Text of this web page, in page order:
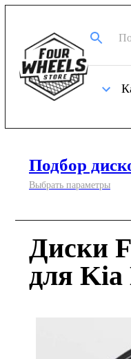
Подбор
Выбрать параметры
Диски
для Kia